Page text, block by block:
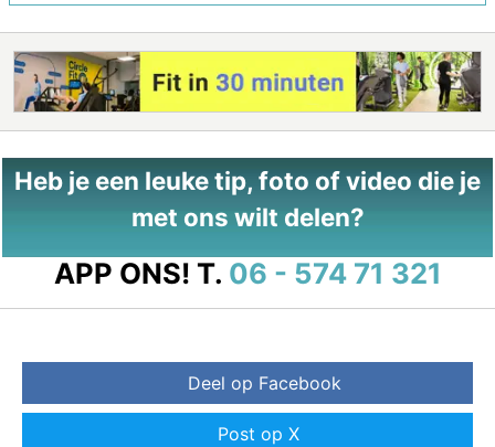
Heb je een leuke tip, foto of video die je
met ons wilt delen?
APP ONS! T. 06 - 574 71 321
Deel op Facebook
Post op X